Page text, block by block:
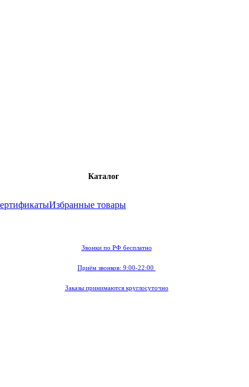
Каталог
Избранные товары
Звонки по РФ бесплатно
Приём звонков: 9:00-22:00
Заказы принимаются круглосуточно